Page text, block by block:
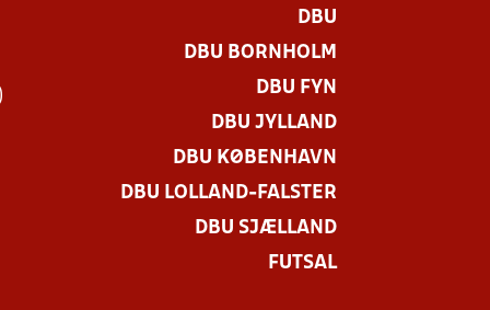
DBU
DBU BORNHOLM
DBU FYN
DBU JYLLAND
DBU KØBENHAVN
DBU LOLLAND-FALSTER
DBU SJÆLLAND
FUTSAL